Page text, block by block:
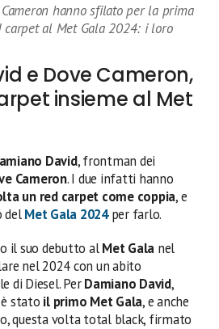
hanno sfilato per la prima
al Met Gala 2024: i loro
e Dove Cameron,
insieme al Met
David, frontman dei
Cameron. I due infatti hanno
un red carpet come coppia, e
delMet Gala 2024per farlo.
il suo debutto alMet Gala nel
nel 2024 con un abito
di Diesel. PerDamiano David,
stato il primo Met Gala, e anche
questa volta total black, firmato